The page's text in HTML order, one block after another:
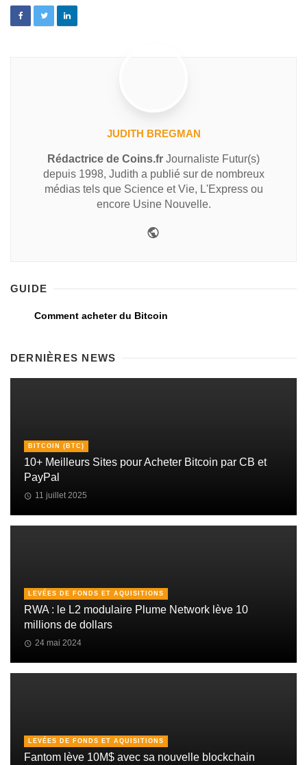
JUDITH BREGMAN
Rédactrice de Coins.fr Journaliste Futur(s)
depuis 1998, Judith a publié sur de nombreux
médias tels que Science et Vie, L'Express ou
encore Usine Nouvelle.
GUIDE
Comment acheter du Bitcoin
DERNIÈRES NEWS
BITCOIN (BTC)
10+ Meilleurs Sites pour Acheter Bitcoin par CB et
PayPal
11 juillet 2025
LEVÉES DE FONDS ET AQUISITIONS
RWA : le L2 modulaire Plume Network lève 10
millions de dollars
24 mai 2024
LEVÉES DE FONDS ET AQUISITIONS
Fantom lève 10M$ avec sa nouvelle blockchain